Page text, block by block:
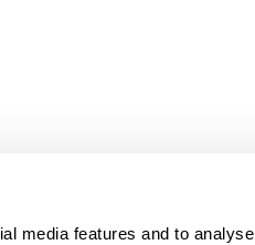
media features and to